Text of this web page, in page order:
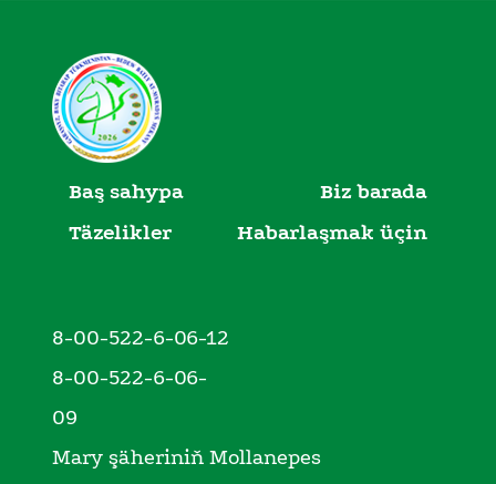
Baş sahypa
Biz barada
Täzelikler
Habarlaşmak üçin
8-00-522-6-06-12
8-00-522-6-06-
09
Mary şäheriniň Mollanepes